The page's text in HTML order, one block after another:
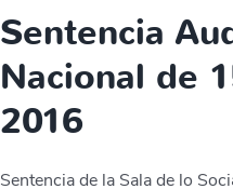
Sentencia
Nacional de
2016
Sentencia de la Sala de lo